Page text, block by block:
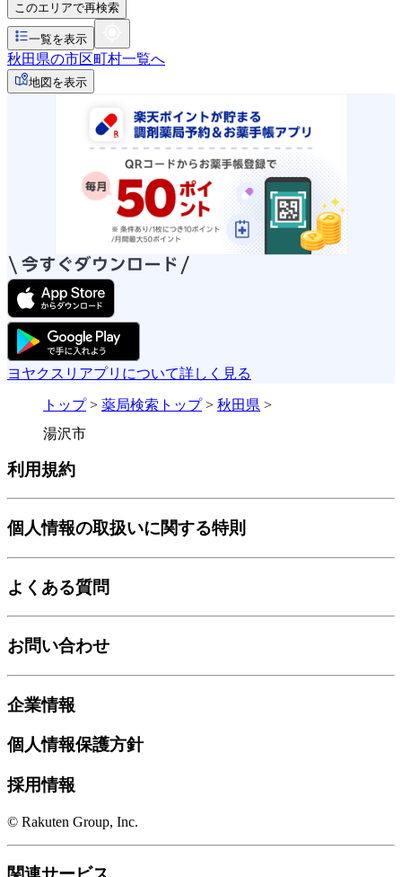
このエリアで再検索
一覧を表示
秋田県の市区町村一覧へ
地図を表示
ヨヤクスリアプリについて詳しく見る
トップ> 薬局検索トップ> 秋田県 >
湯沢市
利用規約
個人情報の取扱いに関する特則
よくある質問
お問い合わせ
企業情報
個人情報保護方針
採用情報
© Rakuten Group, Inc.